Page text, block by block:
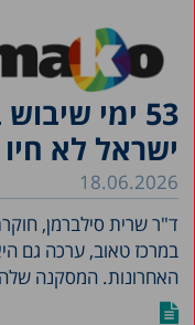
ישראל לא
18.06.2026
ד"ר שרית סילברמן,
במרכז טאוב, ערכה גם
האחרונות. המסקנה